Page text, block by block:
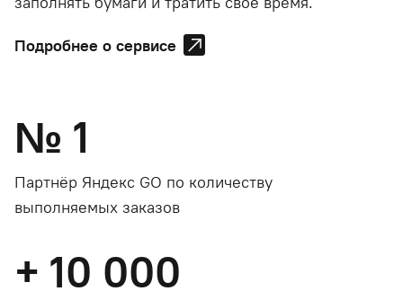
Подробнее о сервисе
№ 1
Партнёр Яндекс GO по количеству
выполняемых заказов
+ 10 000